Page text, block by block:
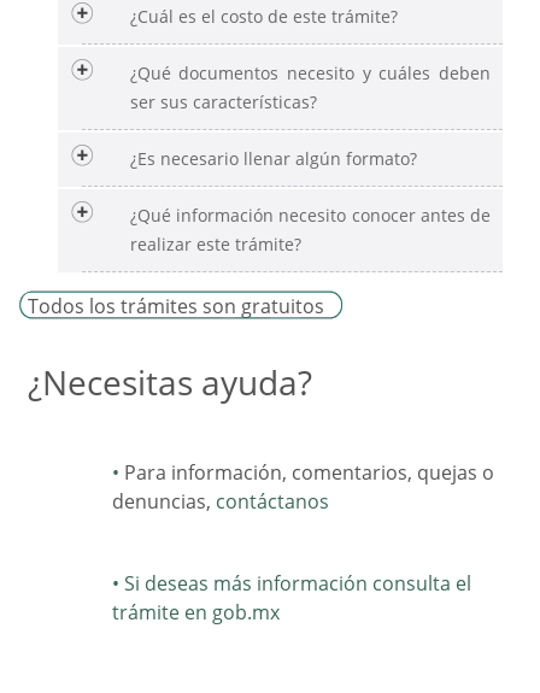
¿Cuál es el costo de este trámite?
¿Qué documentos necesito y cuáles deben
ser sus características?
¿Es necesario llenar algún formato?
¿Qué información necesito conocer antes de
realizar este trámite?
Todos los trámites son gratuitos
¿Necesitas ayuda?
Para información, comentarios, quejas o
denuncias, contáctanos
Si deseas más información consulta el
trámite en gob.mx